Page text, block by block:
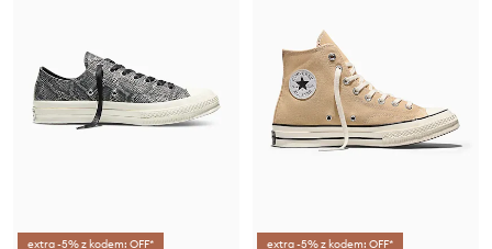
extra -5% z kodem: OFF* extra -5% z kodem: OFF*